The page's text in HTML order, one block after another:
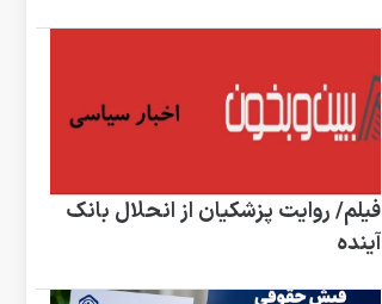
فیلم/ روایت پزشکیان از انحلال بانک
آینده